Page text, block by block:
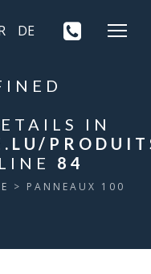
DE
IN
84
> PANNEAUX 100